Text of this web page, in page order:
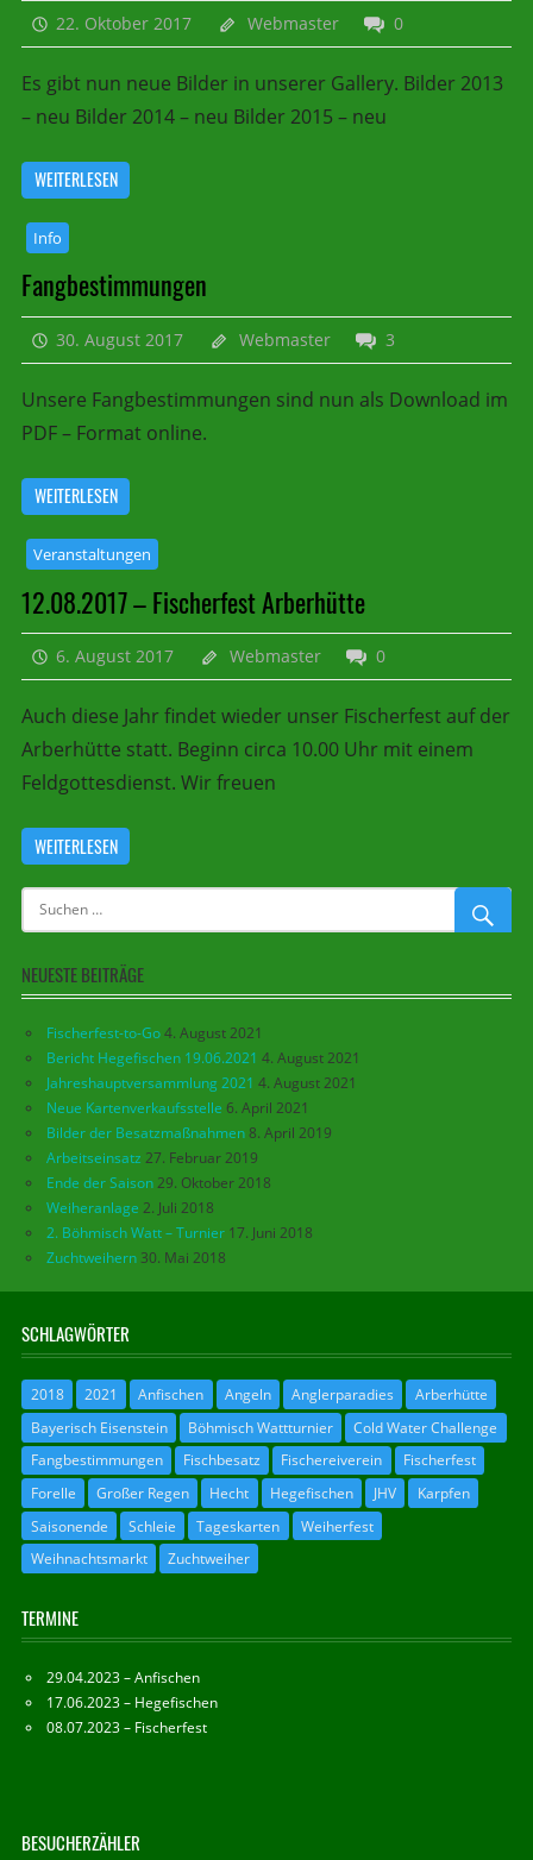
22. Oktober 2017 Webmaster 0
Es gibt nun neue Bilder in unserer Gallery. Bilder 2013
– neu Bilder 2014 – neu Bilder 2015 – neu
WEITERLESEN
Info
Fangbestimmungen
30. August 2017 Webmaster 3
Unsere Fangbestimmungen sind nun als Download im
PDF – Format online.
WEITERLESEN
Veranstaltungen
12.08.2017 – Fischerfest Arberhütte
6. August 2017 Webmaster 0
Auch diese Jahr findet wieder unser Fischerfest auf der
Arberhütte statt. Beginn circa 10.00 Uhr mit einem
Feldgottesdienst. Wir freuen
WEITERLESEN
NEUESTE BEITRÄGE
Fischerfest-to-Go 4. August 2021
Bericht Hegefischen 19.06.2021 4. August 2021
Jahreshauptversammlung 2021 4. August 2021
Neue Kartenverkaufsstelle 6. April 2021
Bilder der Besatzmaßnahmen 8. April 2019
Arbeitseinsatz 27. Februar 2019
Ende der Saison 29. Oktober 2018
Weiheranlage 2. Juli 2018
2. Böhmisch Watt – Turnier 17. Juni 2018
Zuchtweihern 30. Mai 2018
SCHLAGWÖRTER
2018 2021 Anfischen Angeln Anglerparadies
Arberhütte
Bayerisch Eisenstein
Böhmisch Wattturnier
Cold Water Challenge
Fangbestimmungen
Fischbesatz Fischereiverein
Fischerfest
Forelle
Großer Regen Hecht Hegefischen JHV
Karpfen
Saisonende
Schleie Tageskarten
Weiherfest
Weihnachtsmarkt
Zuchtweiher
TERMINE
29.04.2023 – Anfischen
17.06.2023 – Hegefischen
08.07.2023 – Fischerfest
BESUCHERZÄHLER